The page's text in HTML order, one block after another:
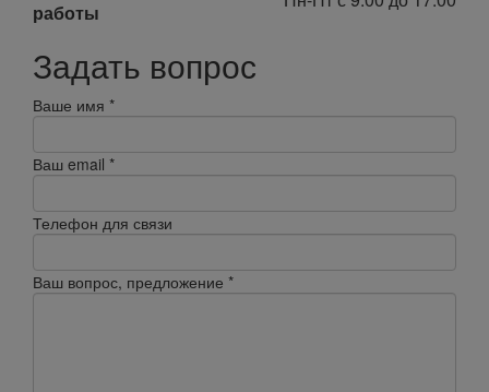
работы
Задать вопрос
Ваше имя *
Ваш email *
Телефон для связи
Ваш вопрос, предложение *